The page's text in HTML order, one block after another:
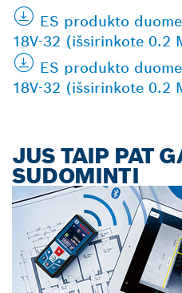
ES produkto
18V-32 (išsirinkote 0.2
ES produkto
18V-32 (išsirinkote 0.2
JUS TAIP PAT
SUDOMINTI